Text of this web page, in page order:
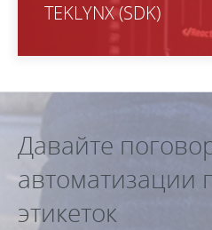
TEKLYNX (SDK)
Давайте
автоматизации
этикеток